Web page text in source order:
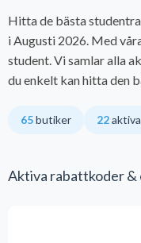
Hitta de bästa
i Augusti 2026. Med
student. Vi samlar alla
du enkelt kan hitta den
65butiker 22
Aktiva rabattkoder &